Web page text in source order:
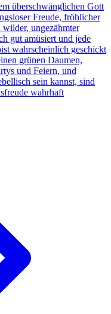
überschwänglichen Gott
Freude, fröhlicher
ungezähmter
gut amüsiert und jede
wahrscheinlich geschickt
grünen Daumen,
und Feiern, und
sein kannst, sind
wahrhaft